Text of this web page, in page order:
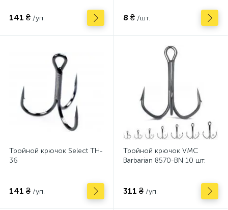
141 ₴ /уп. 8 ₴ /шт.
Тройной крючок Select TH-
36
141 ₴ /уп.
Тройной крючок VMC
Barbarian 8570-BN 10 шт.
311 ₴ /уп.